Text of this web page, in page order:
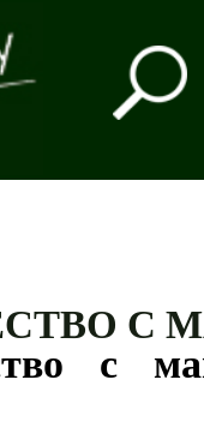
С
с